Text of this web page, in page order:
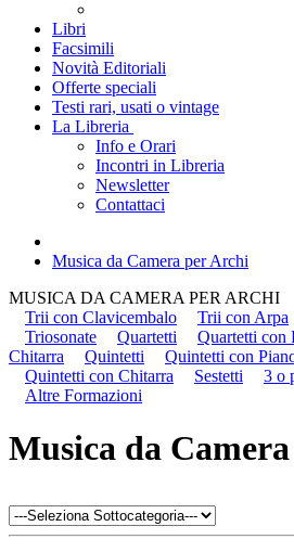
Libri
Facsimili
Novità Editoriali
Offerte speciali
Testi rari, usati o vintage
La Libreria
Info e Orari
Incontri in Libreria
Newsletter
Contattaci
Musica da Camera per Archi
MUSICA DA CAMERA PER ARCHI
Trii con Clavicembalo
Trii con Arpa
Triosonate
Quartetti Quartetti con
Chitarra
Quintetti Quintetti con
Quintetti con Chitarra
Sestetti
3 o
Altre Formazioni
Musica da